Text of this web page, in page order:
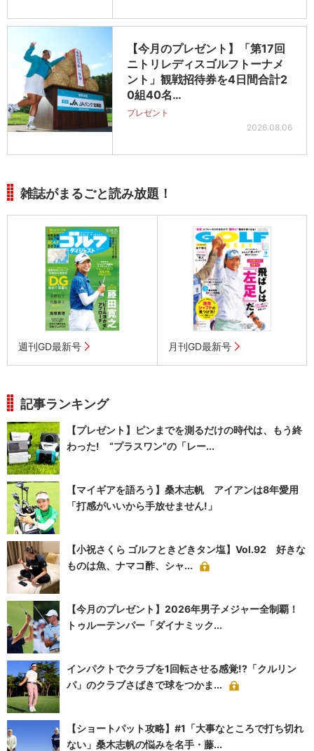
【今月のプレゼント】「第17回
ニトリレディスゴルフトーナメ
ント」観戦招待券を4日間合計2
0組40名…
プレゼント
2026.08.06
雑誌がまるごと読み放題！
週刊GD最新号 月刊GD最新号
記事ランキング
【プレゼント】ピンまでを測るだけの時代は、もう終
わった! “プラスワン”の「レー...
【マイギアを語ろう】桑木志帆 アイアンは8年愛用
「打感がいいから手放せません!」
【小祝さくら ゴルフときどきタン塩】Vol.92 好きな
ものは魚、ナマコ酢、シャ...
【今月のプレゼント】2026年男子メジャー全制覇！
トゥルーテンパー「ダイナミック...
インパクトでクラブを1回転させる感覚!?「クルリン
パ」のクラブさばきで球をつかま...
【ショートパット攻略】#1「大事なところで打ち切れ
ない」桑木志帆の悩みを名手・藤...